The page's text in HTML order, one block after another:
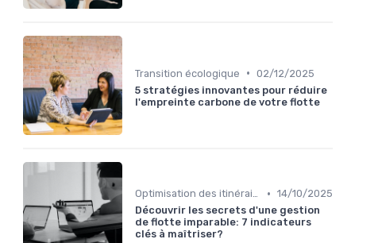
Transition écologique • 02/12/2025
5 stratégies innovantes pour réduire
l'empreinte carbone de votre flotte
Optimisation des itinéraires • 14/10/2025
Découvrir les secrets d'une gestion
de flotte imparable: 7 indicateurs
clés à maîtriser?